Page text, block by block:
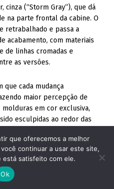
cinza (“Storm Gray”), que dá
na parte frontal da cabine. O
retrabalhado e passa a
acabamento, com materiais
de linhas cromadas e
as versões.
que cada mudança
maior percepção de
em cor exclusiva,
esculpidas ao redor das
cada área de
melhor as regiões de
que oferecemos a melhor
continuar a usar este site,
está satisfeito com ele.
Ok